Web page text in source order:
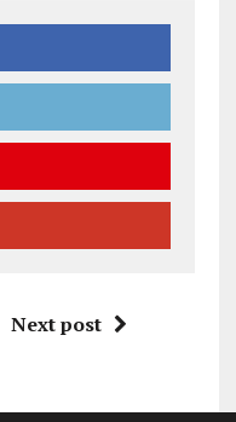
Next post